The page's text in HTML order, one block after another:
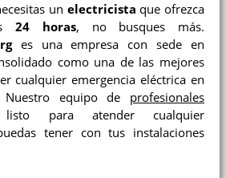
un electricista que ofrezca
24 horas, no busques más.
es una empresa con sede en
como una de las mejores
cualquier emergencia eléctrica en
equipo de profesionales
para atender cualquier
tener con tus instalaciones